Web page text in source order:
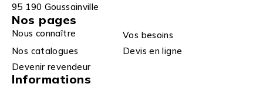
95 190 Goussainville
Nos pages
Nous connaître
Vos besoins
Nos catalogues
Devis en ligne
Devenir revendeur
Informations